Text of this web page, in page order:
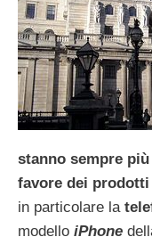
stanno sempre
favore dei
in particolare la
modello iPhone